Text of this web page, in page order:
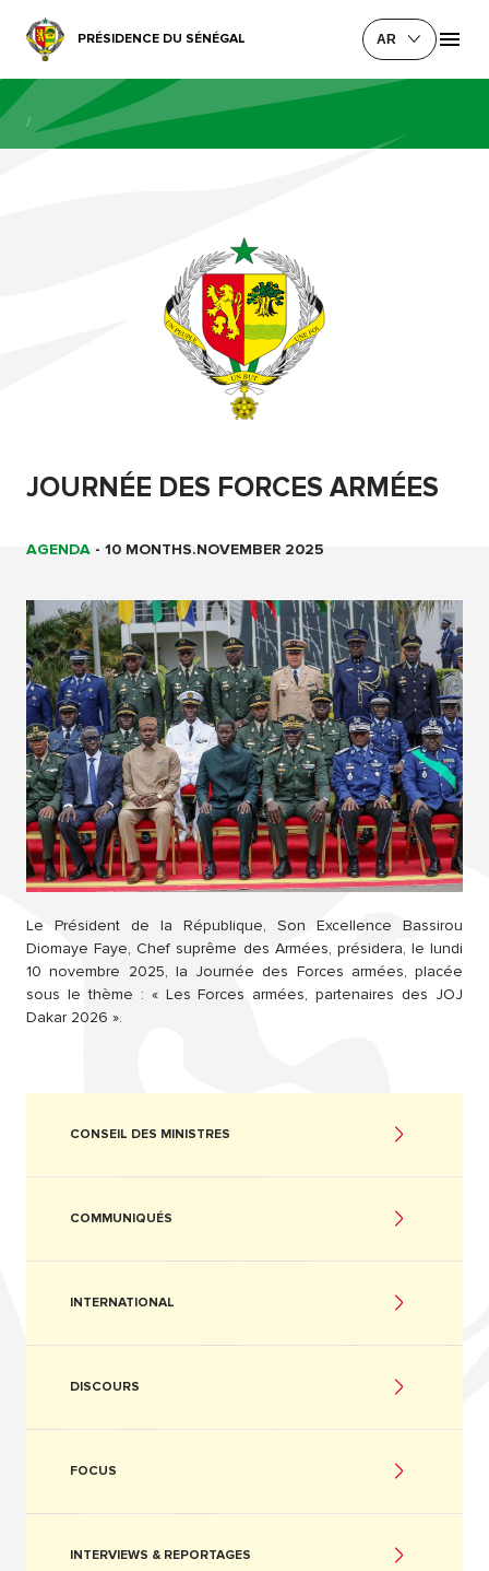
PRÉSIDENCE DU SÉNÉGAL AR
/
JOURNÉE DES FORCES ARMÉES
AGENDA - 10 MONTHS.NOVEMBER 2025
Le Président de la République, Son Excellence Bassirou
Diomaye Faye, Chef suprême des Armées, présidera, le lundi
10 novembre 2025, la Journée des Forces armées, placée
sous le thème : « Les Forces armées, partenaires des JOJ
Dakar 2026 ».
CONSEIL DES MINISTRES
COMMUNIQUÉS
INTERNATIONAL
DISCOURS
FOCUS
INTERVIEWS & REPORTAGES